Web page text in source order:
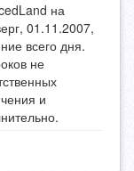
на
01.11.2007,
всего дня.
не
и